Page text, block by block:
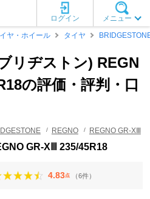
メニュー
ログイン
ヤ・ホイール タイヤ
リヂストン) REGN
の評価・評判・口
REGNO REGNO GR-XⅢ
GR-XⅢ 235/45R18
4.83点 （6件）